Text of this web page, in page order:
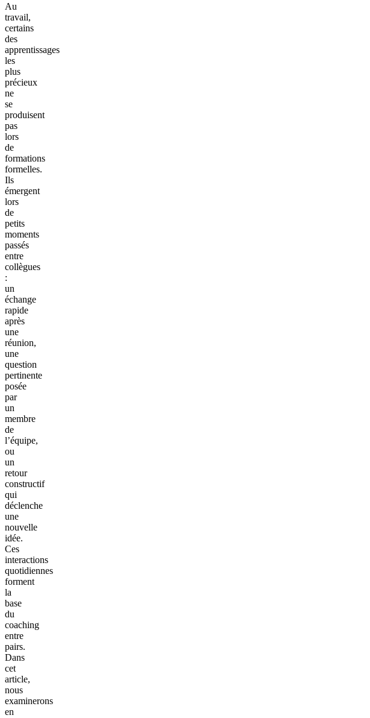
Au
travail,
certains
des
apprentissages
les
plus
précieux
ne
se
produisent
pas
lors
de
formations
formelles.
Ils
émergent
lors
de
petits
moments
passés
entre
collègues
:
un
échange
rapide
après
une
réunion,
une
question
pertinente
posée
par
un
membre
de
l’équipe,
ou
un
retour
constructif
qui
déclenche
une
nouvelle
idée.
Ces
interactions
quotidiennes
forment
la
base
du
coaching
entre
pairs.
Dans
cet
article,
nous
examinerons
en